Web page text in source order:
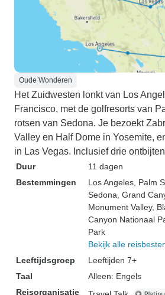
Oude Wonderen
Het Zuidwesten lonkt van Los
Francisco, met de golfresorts van
rotsen van Sedona. Je bezoekt
Valley en Half Dome in Yosemite,
in Las Vegas. Inclusief drie
Duur
11 dagen
Bestemmingen
Los Angeles , Palm
Sedona , Grand
Monument Valley,
Canyon Nationaal
Park
Bekijk alle
Leeftijdsgroep
Leeftijden 7+
Taal
Alleen: Engels
Reisorganisatie